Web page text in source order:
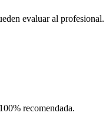
evaluar al profesional.
recomendada.